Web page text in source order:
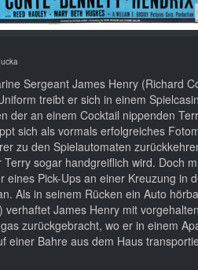
Sergeant James Henry (Richard
treibt er sich in einem
der an einem Cocktail nippenden
sich als vormals erfolgreiches
zu den Spielautomaten
sogar handgreiflich wird. Doch
eines Pick-Ups an einer Kreuzung
Als in seinem Rücken ein Auto
verhaftet James Henry mit
zurückgebracht, wo er in einem
einer Bahre aus dem Haus